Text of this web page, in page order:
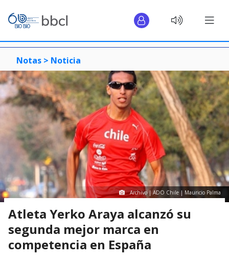
Notas > Noticia
Archivo | ADO Chile | Mauricio Palma
Atleta Yerko Araya alcanzó su
segunda mejor marca en
competencia en España